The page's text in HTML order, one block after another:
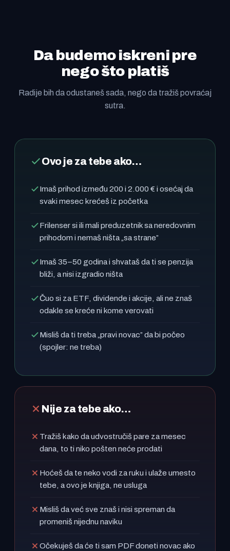
Da budemo iskreni pre
nego što platiš
Radije bih da odustaneš sada, nego da tražiš povraćaj
sutra.
Ovo je za tebe ako…
Imaš prihod između 200 i 2.000 € i osećaj da
svaki mesec krećeš iz početka
Frilenser si ili mali preduzetnik sa neredovnim
prihodom i nemaš ništa „sa strane”
Imaš 35–50 godina i shvataš da ti se penzija
bliži, a nisi izgradio ništa
Čuo si za ETF, dividende i akcije, ali ne znaš
odakle se kreće ni kome verovati
Misliš da ti treba „pravi novac” da bi počeo
(spojler: ne treba)
Nije za tebe ako…
Tražiš kako da udvostručiš pare za mesec
dana, to ti niko pošten neće prodati
Hoćeš da te neko vodi za ruku i ulaže umesto
tebe, a ovo je knjiga, ne usluga
Misliš da već sve znaš i nisi spreman da
promeniš nijednu naviku
Očekuješ da će ti sam PDF doneti novac ako